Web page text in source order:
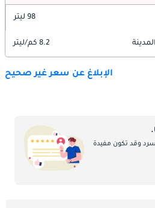
98 ليتر
8.2 كم/ليتر
الإبلاغ عن سعر غير صحيح
وقد تكون مفيدة